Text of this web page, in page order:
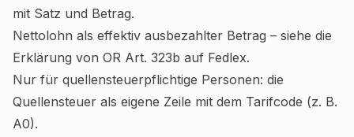
mit Satz und Betrag.
Nettolohn als effektiv ausbezahlter Betrag – siehe die
Erklärung von OR Art. 323b auf Fedlex.
Nur für quellensteuerpflichtige Personen: die
Quellensteuer als eigene Zeile mit dem Tarifcode (z. B.
A0).